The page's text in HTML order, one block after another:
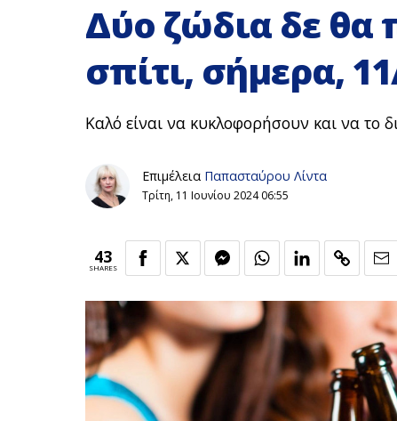
Δύο ζώδια δε θα
σπίτι, σήμερα,
Καλό είναι να κυκλοφορήσουν και να το
Επιμέλεια Παπασταύρου Λίντα
Τρίτη, 11 Ιουνίου 2024 06:55
43
SHARES